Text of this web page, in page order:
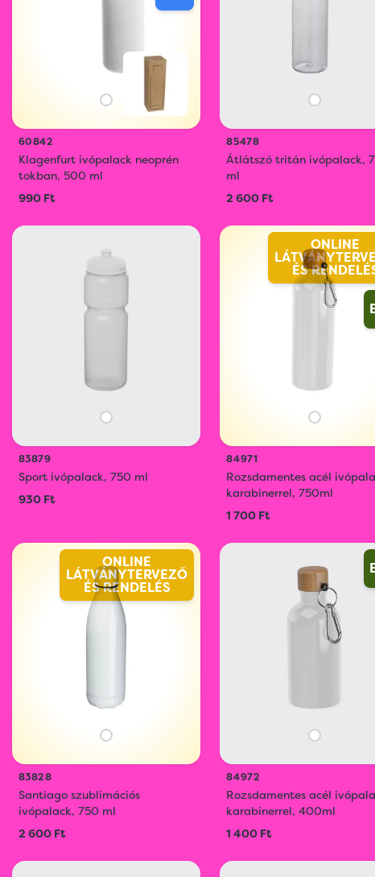
60842
Klagenfurt ivópalack neoprén
tokban, 500 ml
990 Ft
85478
Átlátszó tritán ivópalack,
ml
2 600 Ft
83879
Sport ivópalack, 750 ml
930 Ft
ONLINE
ÉS
84971
Rozsdamentes acél
karabinerrel, 750ml
1 700 Ft
ONLINE
LÁTVÁNYTERVEZŐ
ÉS RENDELÉS
83828
Santiago szublimációs
ivópalack, 750 ml
2 600 Ft
84972
Rozsdamentes acél
karabinerrel, 400ml
1 400 Ft